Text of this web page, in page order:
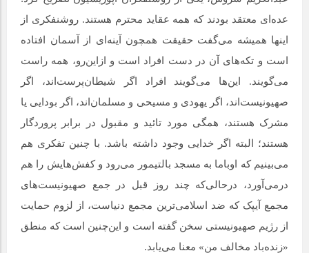
عده‌ای معتقد بودند که همه عقاید محترم هستند. روشنفکری از
اینها همیشه می‌گفت حقیقت همچون آینه‌ای از آسمان افتاده
است و تکه‌های آن در دست افراد است و ازاین‌رو، همه راست
می‌گویند. این‌ها می‌گویند افراد اگر شیطان‌پرست‌اند، اگر
صهیونیست‌اند، اگر یهودی و مسیحی و مسلمان‌اند، اگر بودایی یا
مشرک هستند، همگی مورد تائید و مقبول در برابر پروردگار
هستند؛ البته اگر خدایی وجود داشته باشد. با چنین تفکری هم
می‌بینیم که اوباما به مسجد بالتیمور می‌رود و کفش‌هایش را هم
درمی‌آورد، درحالی‌که چند روز قبل در جمع صهیونیست‌های
مجمع آیپک که ضد اسلامی‌ترین مجمع دنیاست، از لزوم حمایت
از رژیم صهیونیستی سخن گفته است و این‌چنین است که منطق
«زنده‌باد مخالف من» معنا می‌یابد.